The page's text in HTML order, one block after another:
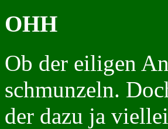
OHH
Ob der eiligen
schmunzeln.
der dazu ja